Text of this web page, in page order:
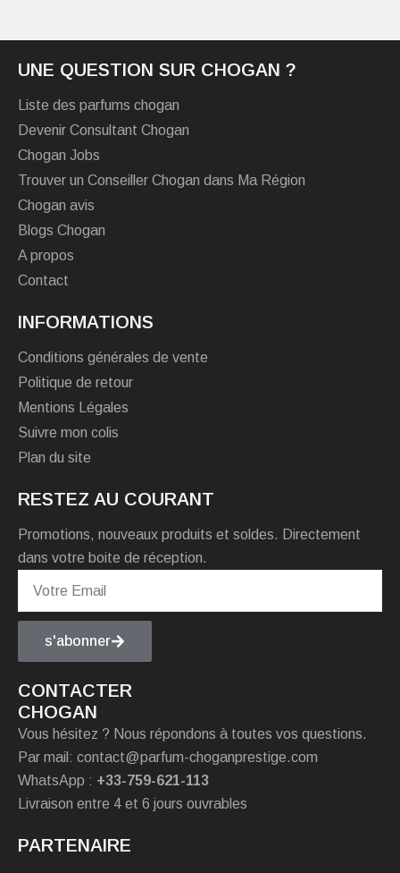
UNE QUESTION SUR CHOGAN ?
Liste des parfums chogan
Devenir Consultant Chogan
Chogan Jobs
Trouver un Conseiller Chogan dans Ma Région
Chogan avis
Blogs Chogan
A propos
Contact
INFORMATIONS
Conditions générales de vente
Politique de retour
Mentions Légales
Suivre mon colis
Plan du site
RESTEZ AU COURANT
Promotions, nouveaux produits et soldes. Directement
dans votre boite de réception.
s'abonner
CONTACTER
CHOGAN
Vous hésitez ? Nous répondons à toutes vos questions.
Par mail: contact@parfum-choganprestige.com
WhatsApp : +33-759-621-113
Livraison entre 4 et 6 jours ouvrables
PARTENAIRE